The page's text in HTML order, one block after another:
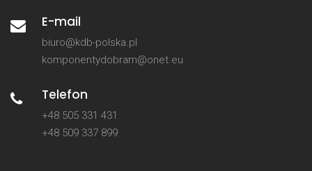
E-mail
biuro@kdb-polska.pl
komponentydobram@onet.eu
Telefon
+48 505 331 431
+48 509 337 899